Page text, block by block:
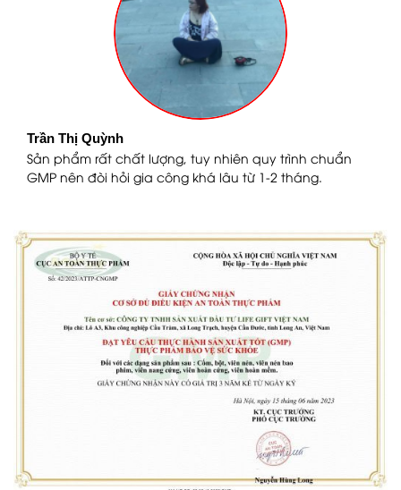
Trần Thị Quỳnh
Sản phẩm rất chất lượng, tuy nhiên quy trình chuẩn
GMP nên đòi hỏi gia công khá lâu từ 1-2 tháng.